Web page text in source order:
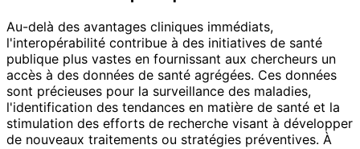
Au-delà des avantages cliniques immédiats,
l'interopérabilité contribue à des initiatives de santé
publique plus vastes en fournissant aux chercheurs un
accès à des données de santé agrégées. Ces données
sont précieuses pour la surveillance des maladies,
l'identification des tendances en matière de santé et la
stimulation des efforts de recherche visant à développer
de nouveaux traitements ou stratégies préventives. À